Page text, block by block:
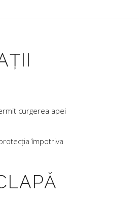
curgerea apei
împotriva